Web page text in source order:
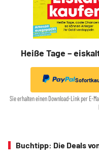
Heiße Tage –
Sie erhalten einen Download-Link per E-
Buchtipp: Die Deals